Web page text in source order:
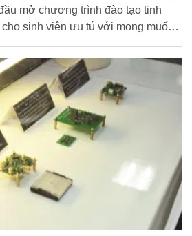
mở chương trình đào tạo tinh
sinh viên ưu tú với mong muốn